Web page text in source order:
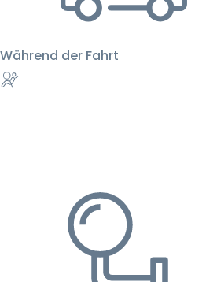
Während der Fahrt